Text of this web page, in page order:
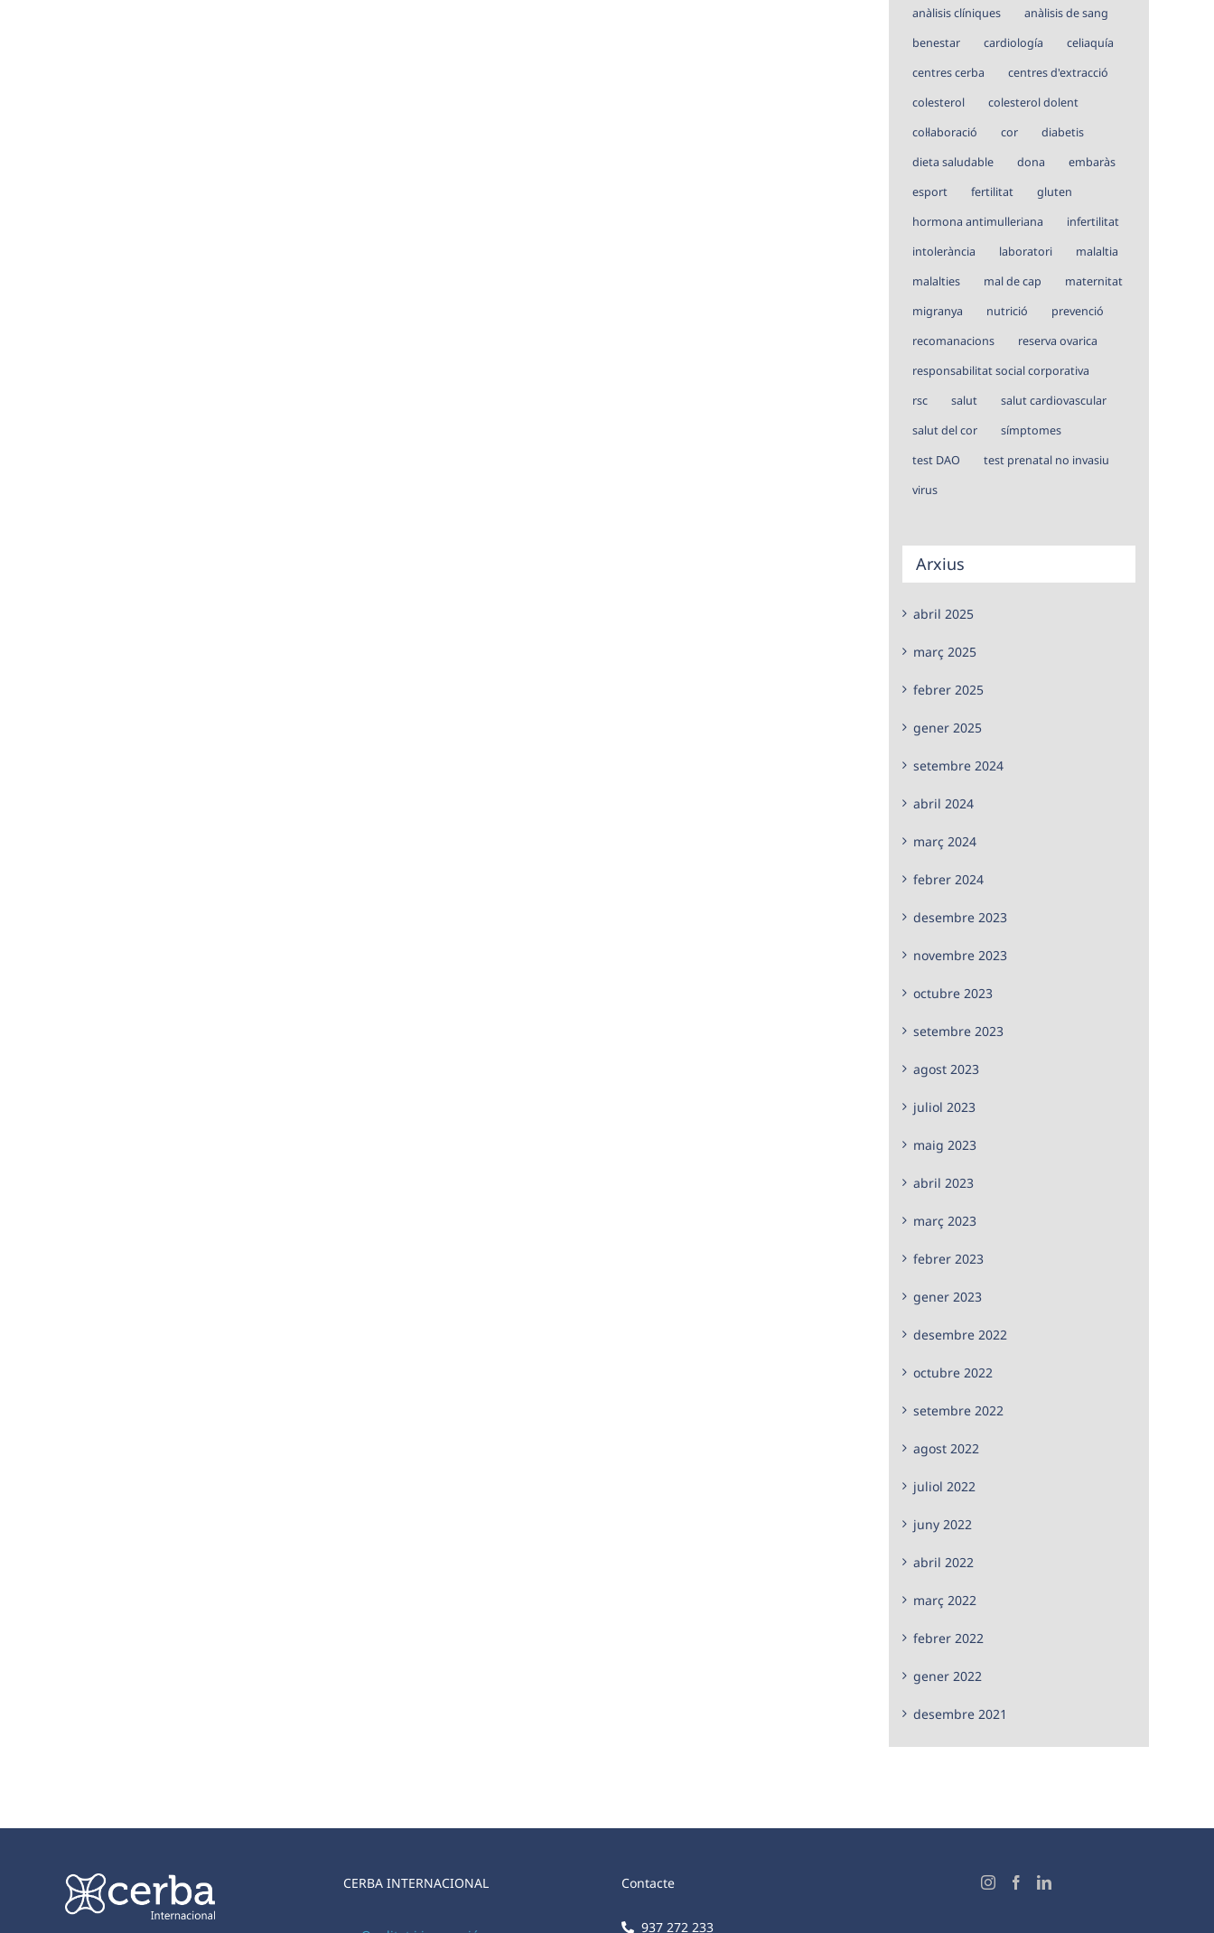
anàlisis clíniques
anàlisis de sang
benestar
cardiología
celiaquía
centres cerba
centres d'extracció
colesterol
colesterol dolent
col·laboració
cor
diabetis
dieta saludable
dona
embaràs
esport
fertilitat
gluten
hormona antimulleriana
infertilitat
intolerància
laboratori
malaltia
malalties
mal de cap
maternitat
migranya
nutrició
prevenció
recomanacions
reserva ovarica
responsabilitat social corporativa
rsc
salut
salut cardiovascular
salut del cor
símptomes
test DAO
test prenatal no invasiu
virus
Arxius
abril 2025
març 2025
febrer 2025
gener 2025
setembre 2024
abril 2024
març 2024
febrer 2024
desembre 2023
novembre 2023
octubre 2023
setembre 2023
agost 2023
juliol 2023
maig 2023
abril 2023
març 2023
febrer 2023
gener 2023
desembre 2022
octubre 2022
setembre 2022
agost 2022
juliol 2022
juny 2022
abril 2022
març 2022
febrer 2022
gener 2022
desembre 2021
CERBA INTERNACIONAL Contacte
937 272 233